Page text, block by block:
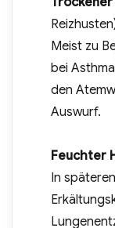
Meist zu
bei
den
Auswurf.
Feuchter
In